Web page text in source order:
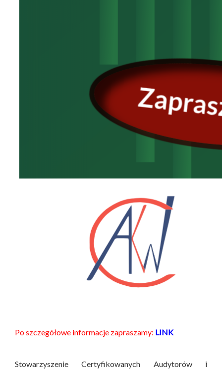
Po szczegółowe informacje zapraszamy: LINK
Stowarzyszenie Certyfikowanych Audytorów i